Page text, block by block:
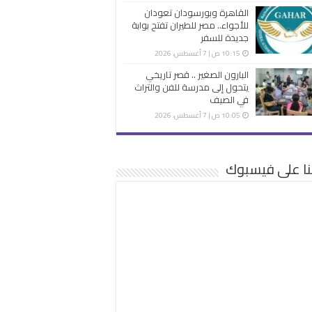
القاهرة وبورسودان تعودان
للأجواء.. مصر للطيران تفتح بوابة
جديدة للسفر
10:15 ص | 7 أغسطس، 2026
البارون الصغير .. قصر تاريخي
يتحول إلى مدرسة للفن والتراث
في الصيف
10:05 ص | 7 أغسطس، 2026
على فيسبوك